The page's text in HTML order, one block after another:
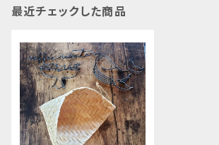
最近チェックした商品